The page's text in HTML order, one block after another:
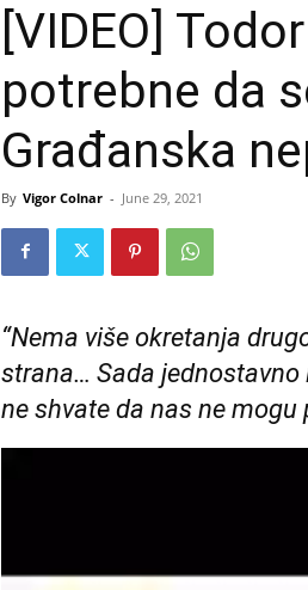
[VIDEO]
potrebne da
Građanska
By Vigor Colnar - June 29, 2021
“Nema više okretanja
strana… Sada
ne shvate da nas ne mogu